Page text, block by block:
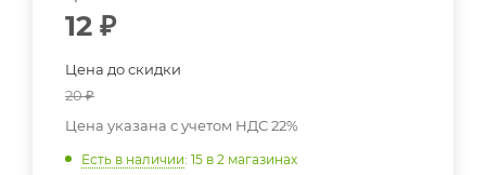
12 ₽
Цена до скидки
20₽
Цена указана с учетом НДС 22%
Есть в наличии: 15 в 2 магазинах